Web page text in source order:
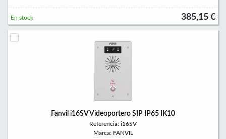
385,15 €
En stock
Fanvil i16SV Videoportero SIP IP65 IK10
Referencia: i16SV
Marca: FANVIL